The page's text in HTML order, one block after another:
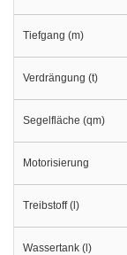
Tiefgang (m)
Verdrängung (t)
Segelfläche (qm)
Motorisierung
Treibstoff (l)
Wassertank (l)